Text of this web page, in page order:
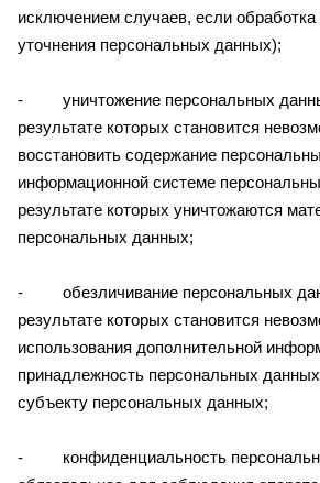
исключением случаев, если
уточнения персональных данных);
- уничтожение персональных
результате которых становится
восстановить содержание
информационной системе
результате которых уничтожаются
персональных данных;
- обезличивание персональных
результате которых становится
использования дополнительной
принадлежность персональных
субъекту персональных данных;
- конфиденциальность